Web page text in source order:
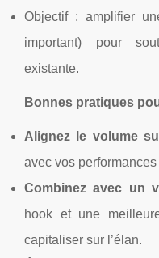
Objectif : amplifier
important) pour
existante.
Bonnes pratiques
Alignez le volume
avec vos
Combinez avec un
hook et une
capitaliser sur l’élan.